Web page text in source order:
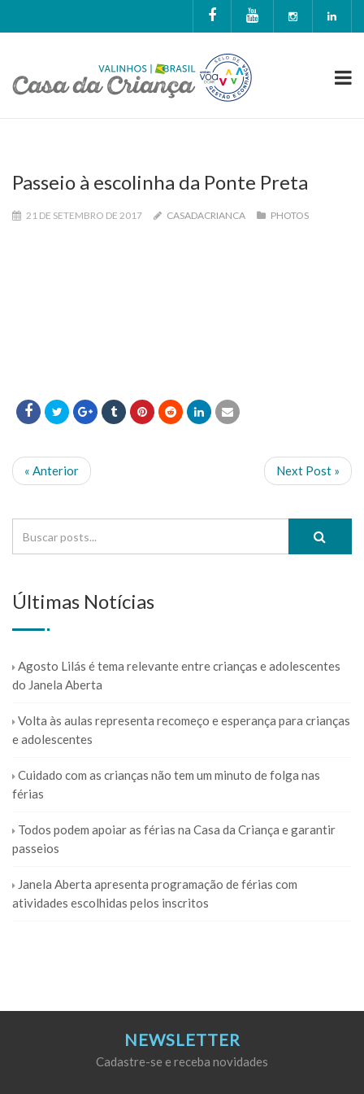
Passeio à escolinha da Ponte Preta
21 DE SETEMBRO DE 2017 CASADACRIANCA PHOTOS
« Anterior Next Post »
Últimas Notícias
Agosto Lilás é tema relevante entre crianças e adolescentes
do Janela Aberta
Volta às aulas representa recomeço e esperança para crianças
e adolescentes
Cuidado com as crianças não tem um minuto de folga nas
férias
Todos podem apoiar as férias na Casa da Criança e garantir
passeios
Janela Aberta apresenta programação de férias com
atividades escolhidas pelos inscritos
NEWSLETTER
Cadastre-se e receba novidades